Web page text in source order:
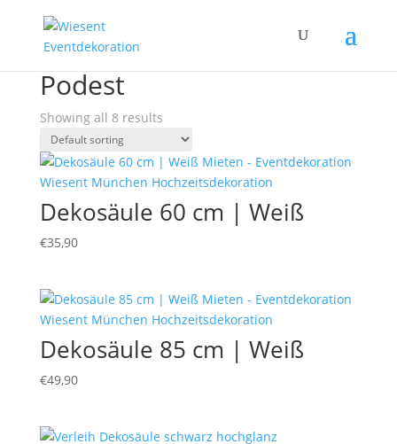
Podest
Showing all 8 results
Dekosäule 60 cm | Weiß
€35,90
Dekosäule 85 cm | Weiß
€49,90